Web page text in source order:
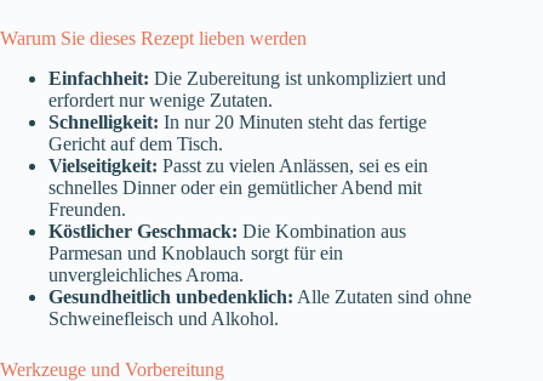
Warum Sie dieses Rezept lieben werden
Einfachheit: Die Zubereitung ist unkompliziert und
erfordert nur wenige Zutaten.
Schnelligkeit: In nur 20 Minuten steht das fertige
Gericht auf dem Tisch.
Vielseitigkeit: Passt zu vielen Anlässen, sei es ein
schnelles Dinner oder ein gemütlicher Abend mit
Freunden.
Köstlicher Geschmack: Die Kombination aus
Parmesan und Knoblauch sorgt für ein
unvergleichliches Aroma.
Gesundheitlich unbedenklich: Alle Zutaten sind ohne
Schweinefleisch und Alkohol.
Werkzeuge und Vorbereitung